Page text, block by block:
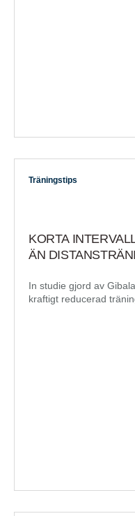
Träningstips
KORTA
ÄN
In studie gjord av
kraftigt reducerad